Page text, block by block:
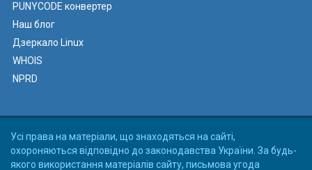
PUNYCODE конвертер
Наш блог
Дзеркало Linux
WHOIS
NPRD
Усі права на матеріали, що знаходяться на сайті,
охороняються відповідно до законодавства України. За будь-
якого використання матеріалів сайту, письмова угода